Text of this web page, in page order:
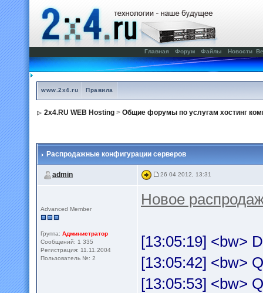
Главная Форум Файлы Новости
www.2x4.ru Правила
2x4.RU WEB Hosting > Общие форумы по услугам хостинг
Распродажные конфигурации серверов
admin 26 04 2012, 13:31
Advanced Member
Группа: Администратор
Сообщений: 1 335
Регистрация: 11.11.2004
Пользователь №: 2
Новое
[13:05:19] <bw>
[13:05:42] <bw>
[13:05:53] <bw>